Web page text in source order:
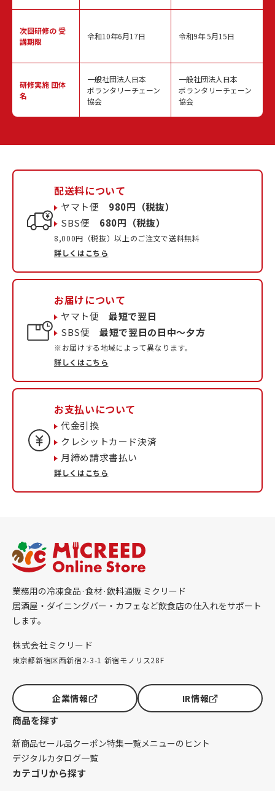
次回研修の受
講期限
研修実施 団体
名
令和10年6月17日
一般社団法人日本
ボランタリーチェーン
協会
令和9年 5月15日
一般社団法人日本
ボランタリーチェーン
協会
配送料について
ヤマト便 980円（税抜）
SBS便 680円（税抜）
8,000円（税抜）以上のご注文で送料無料
詳しくはこちら
お届けについて
ヤマト便最短で翌日
SBS便最短で翌日の日中〜夕方
※お届けする地域によって異なります。
詳しくはこちら
お支払いについて
代金引換
クレシットカード決済
月締め請求書払い
詳しくはこちら
業務用の冷凍食品·食材·飲料通販 ミクリード
居酒屋・ダイニングバー・カフェなど飲食店の仕入れをサポート
します。
株式会社ミクリード
東京都新宿区西新宿2-3-1 新宿モノリス28F
企業情報 IR情報
商品を探す
新商品セール品クーポン特集一覧メニューのヒント
デジタルカタログ一覧
カテゴリから探す